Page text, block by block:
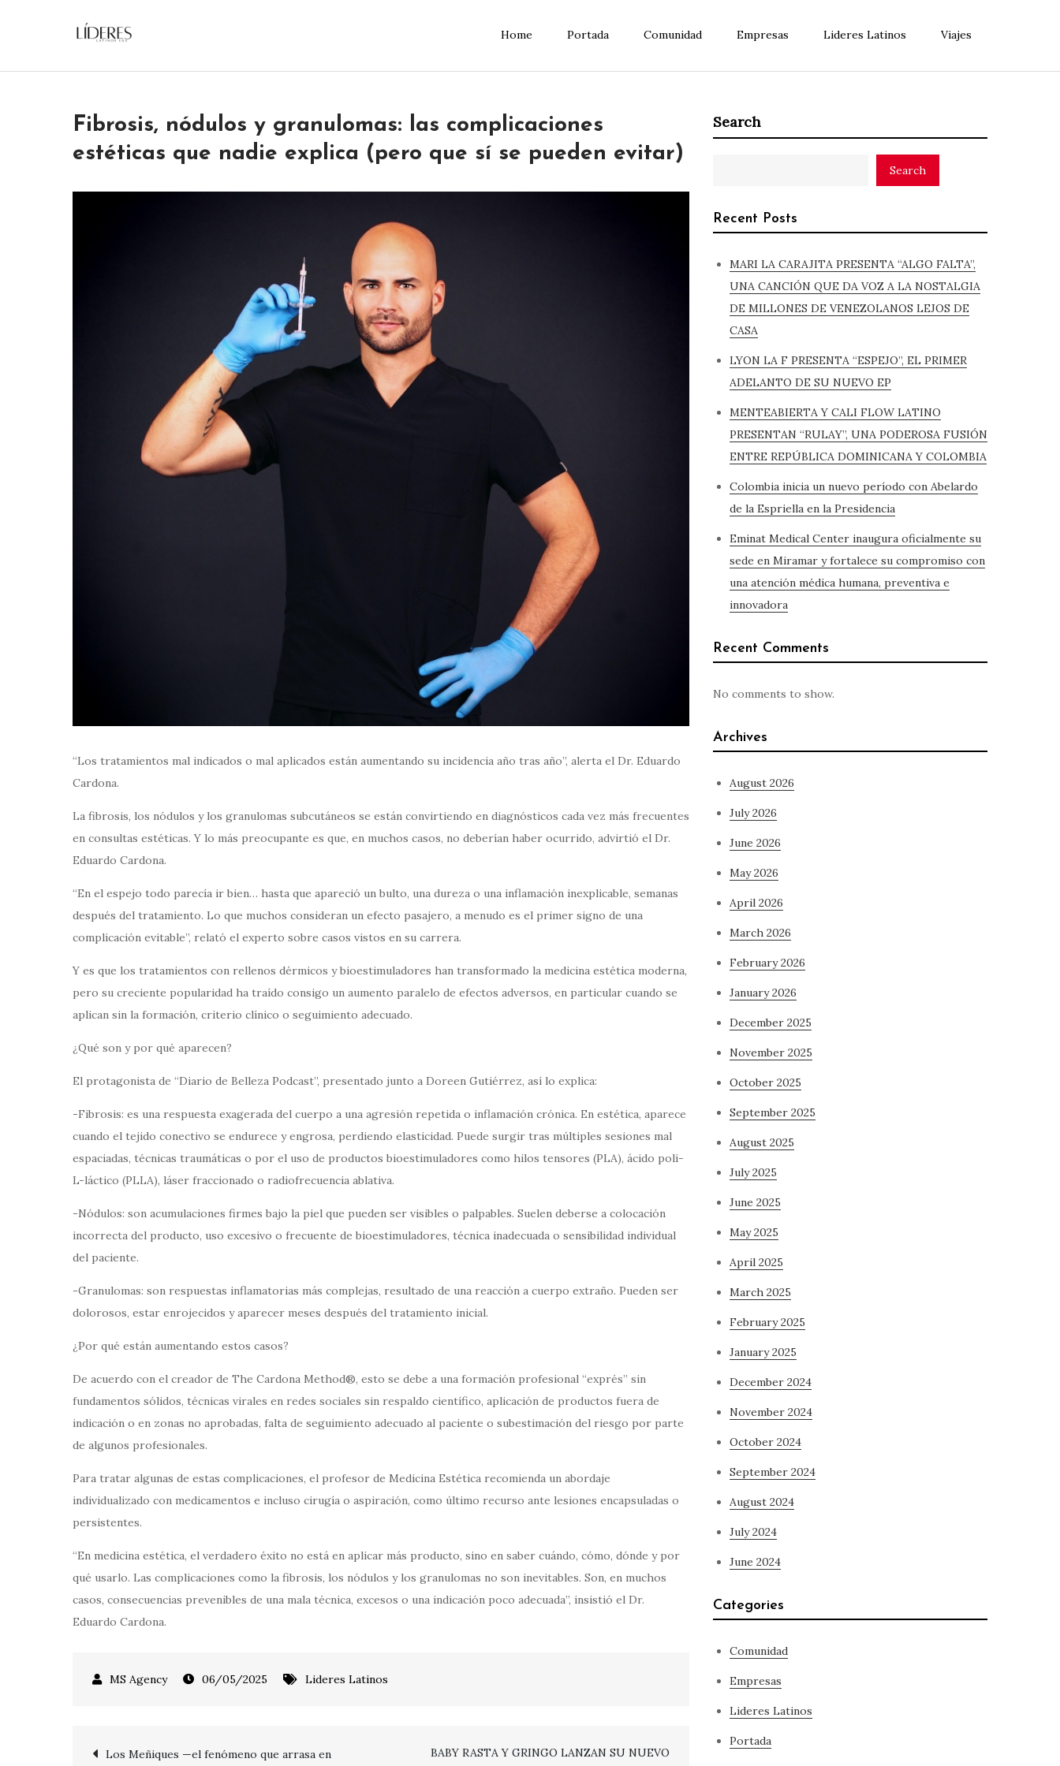
Home Portada Comunidad Empresas Lideres Latinos Viajes
Fibrosis, nódulos y granulomas: las complicaciones
estéticas que nadie explica (pero que sí se pueden evitar)
“Los tratamientos mal indicados o mal aplicados están aumentando su incidencia año tras año”, alerta el Dr. Eduardo
Cardona.
La fibrosis, los nódulos y los granulomas subcutáneos se están convirtiendo en diagnósticos cada vez más frecuentes
en consultas estéticas. Y lo más preocupante es que, en muchos casos, no deberían haber ocurrido, advirtió el Dr.
Eduardo Cardona.
“En el espejo todo parecía ir bien… hasta que apareció un bulto, una dureza o una inflamación inexplicable, semanas
después del tratamiento. Lo que muchos consideran un efecto pasajero, a menudo es el primer signo de una
complicación evitable”, relató el experto sobre casos vistos en su carrera.
Y es que los tratamientos con rellenos dérmicos y bioestimuladores han transformado la medicina estética moderna,
pero su creciente popularidad ha traído consigo un aumento paralelo de efectos adversos, en particular cuando se
aplican sin la formación, criterio clínico o seguimiento adecuado.
¿Qué son y por qué aparecen?
El protagonista de “Diario de Belleza Podcast”, presentado junto a Doreen Gutiérrez, así lo explica:
-Fibrosis: es una respuesta exagerada del cuerpo a una agresión repetida o inflamación crónica. En estética, aparece
cuando el tejido conectivo se endurece y engrosa, perdiendo elasticidad. Puede surgir tras múltiples sesiones mal
espaciadas, técnicas traumáticas o por el uso de productos bioestimuladores como hilos tensores (PLA), ácido poli-
L-láctico (PLLA), láser fraccionado o radiofrecuencia ablativa.
-Nódulos: son acumulaciones firmes bajo la piel que pueden ser visibles o palpables. Suelen deberse a colocación
incorrecta del producto, uso excesivo o frecuente de bioestimuladores, técnica inadecuada o sensibilidad individual
del paciente.
-Granulomas: son respuestas inflamatorias más complejas, resultado de una reacción a cuerpo extraño. Pueden ser
dolorosos, estar enrojecidos y aparecer meses después del tratamiento inicial.
¿Por qué están aumentando estos casos?
De acuerdo con el creador de The Cardona Method®️, esto se debe a una formación profesional “exprés” sin
fundamentos sólidos, técnicas virales en redes sociales sin respaldo científico, aplicación de productos fuera de
indicación o en zonas no aprobadas, falta de seguimiento adecuado al paciente o subestimación del riesgo por parte
de algunos profesionales.
Para tratar algunas de estas complicaciones, el profesor de Medicina Estética recomienda un abordaje
individualizado con medicamentos e incluso cirugía o aspiración, como último recurso ante lesiones encapsuladas o
persistentes.
“En medicina estética, el verdadero éxito no está en aplicar más producto, sino en saber cuándo, cómo, dónde y por
qué usarlo. Las complicaciones como la fibrosis, los nódulos y los granulomas no son inevitables. Son, en muchos
casos, consecuencias prevenibles de una mala técnica, excesos o una indicación poco adecuada”, insistió el Dr.
Eduardo Cardona.
06/05/2025 Lideres Latinos
Los Meñiques —el fenómeno que arrasa en BABY RASTA Y GRINGO LANZAN SU NUEVO
Search
Search
Recent Posts
MARI LA CARAJITA PRESENTA “ALGO FALTA”,
UNA CANCIÓN QUE DA VOZ A LA NOSTALGIA
DE MILLONES DE VENEZOLANOS LEJOS DE
CASA
LYON LA F PRESENTA “ESPEJO”, EL PRIMER
ADELANTO DE SU NUEVO EP
MENTEABIERTA Y CALI FLOW LATINO
PRESENTAN “RULAY”, UNA PODEROSA FUSIÓN
ENTRE REPÚBLICA DOMINICANA Y COLOMBIA
Colombia inicia un nuevo período con Abelardo
de la Espriella en la Presidencia
Eminat Medical Center inaugura oficialmente su
sede en Miramar y fortalece su compromiso con
una atención médica humana, preventiva e
innovadora
Recent Comments
No comments to show.
Archives
August 2026
July 2026
June 2026
May 2026
April 2026
March 2026
February 2026
January 2026
December 2025
November 2025
October 2025
September 2025
August 2025
July 2025
June 2025
May 2025
April 2025
March 2025
February 2025
January 2025
December 2024
November 2024
October 2024
September 2024
August 2024
July 2024
June 2024
Categories
Comunidad
Empresas
Lideres Latinos
Portada